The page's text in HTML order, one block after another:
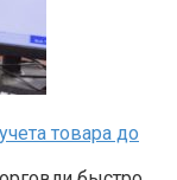
товара до